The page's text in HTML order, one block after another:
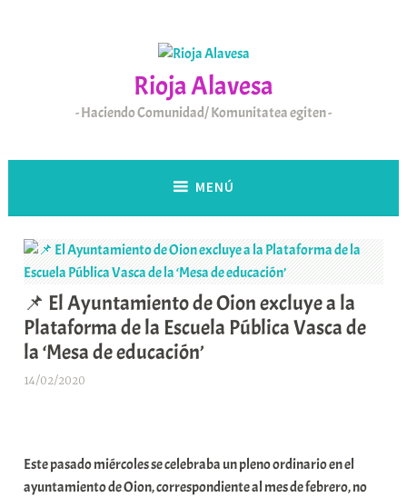
Rioja Alavesa
Haciendo Comunidad/ Komunitatea egiten
MENÚ
📌 El Ayuntamiento de Oion excluye a la
Plataforma de la Escuela Pública Vasca de
la ‘Mesa de educación’
14/02/2020
a
r
Este pasado miércoles se celebraba un pleno ordinario en el
ayuntamiento de Oion, correspondiente al mes de febrero, no